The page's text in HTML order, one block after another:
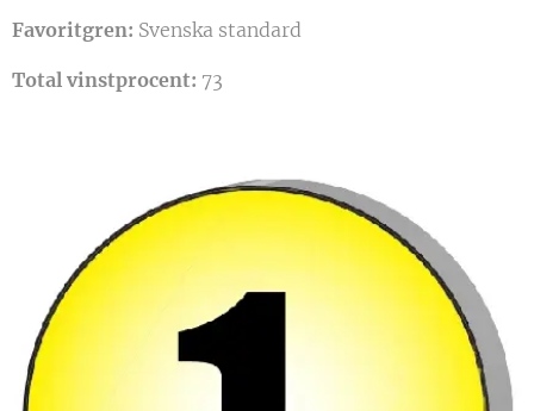
Favoritgren: Svenska standard
Total vinstprocent: 73